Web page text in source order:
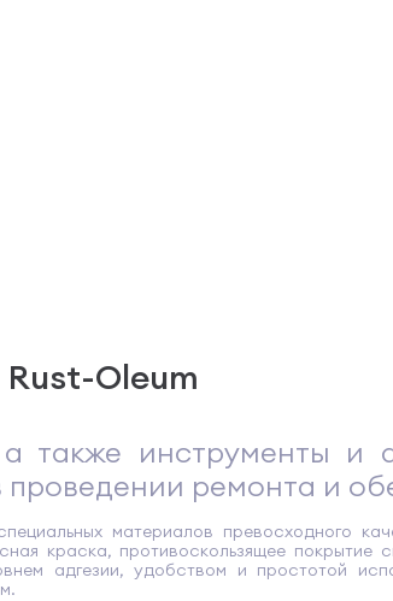
Oleum
также инструменты и
ремонта и
материалов превосходного
краска, противоскользящее
адгезии, удобством и простотой